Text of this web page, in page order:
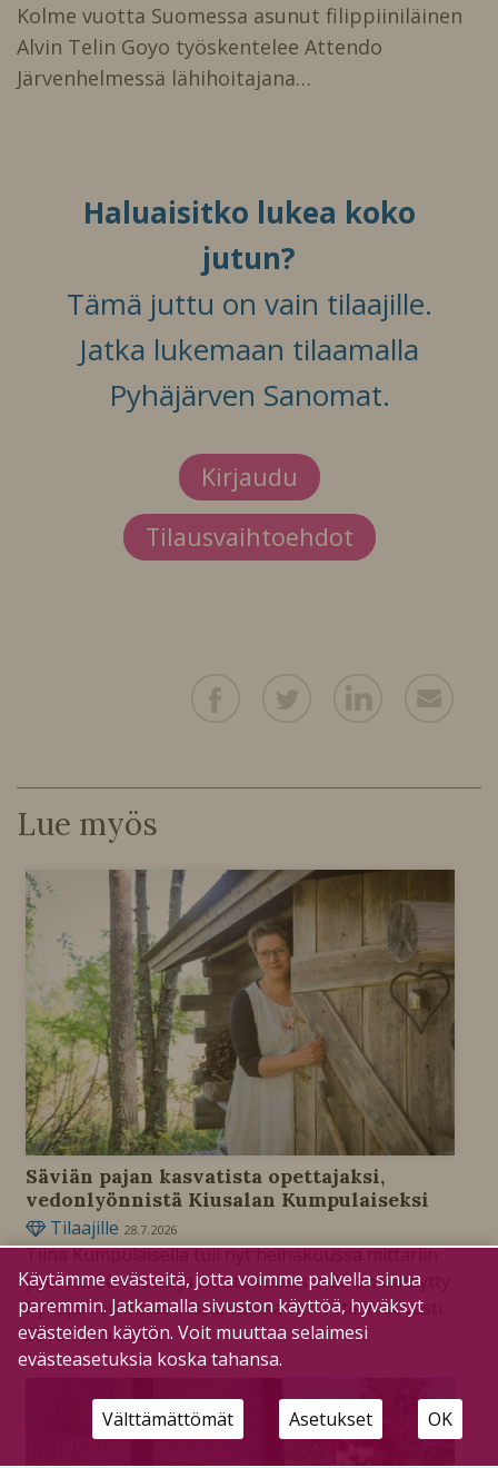
Kolme vuotta Suomessa asunut filippiiniläinen
Alvin Telin Goyo työskentelee Attendo
Järvenhelmessä lähihoitajana…
Haluaisitko lukea koko
jutun?
Tämä juttu on vain tilaajille.
Jatka lukemaan tilaamalla
Pyhäjärven Sanomat.
Kirjaudu
Tilausvaihtoehdot
Lue myös
Säviän pajan kasvatista opettajaksi,
vedonlyönnistä Kiusalan Kumpulaiseksi
Tilaajille 28.7.2026
Tiina Kumpulaisella tuli nyt heinäkuussa mittariin
pyöreät 50 vuotta ja noista vuosista 20 on viihdytty
Pyhäjärven maisemissa, vaikka veri vetikin kovasti
Savon suuntaan.
Käytämme evästeitä, jotta voimme palvella sinua
paremmin. Jatkamalla sivuston käyttöä, hyväksyt
evästeiden käytön. Voit muuttaa selaimesi
evästeasetuksia koska tahansa.
Välttämättömät Asetukset OK